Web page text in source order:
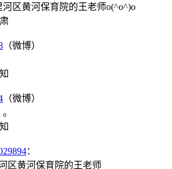
区黄河保育院的王老师o(^o^)o
（微博）
（微博）
：
区黄河保育院的王老师